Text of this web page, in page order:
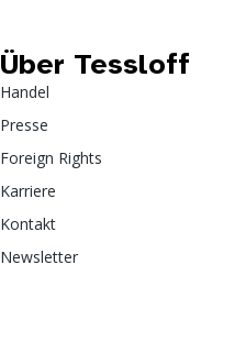
Über Tessloff
Handel
Presse
Foreign Rights
Karriere
Kontakt
Newsletter